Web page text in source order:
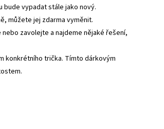
bude vypadat stále jako nový.
můžete jej zdarma vyměnit.
zavolejte a najdeme nějaké řešení,
konkrétního trička. Tímto dárkovým